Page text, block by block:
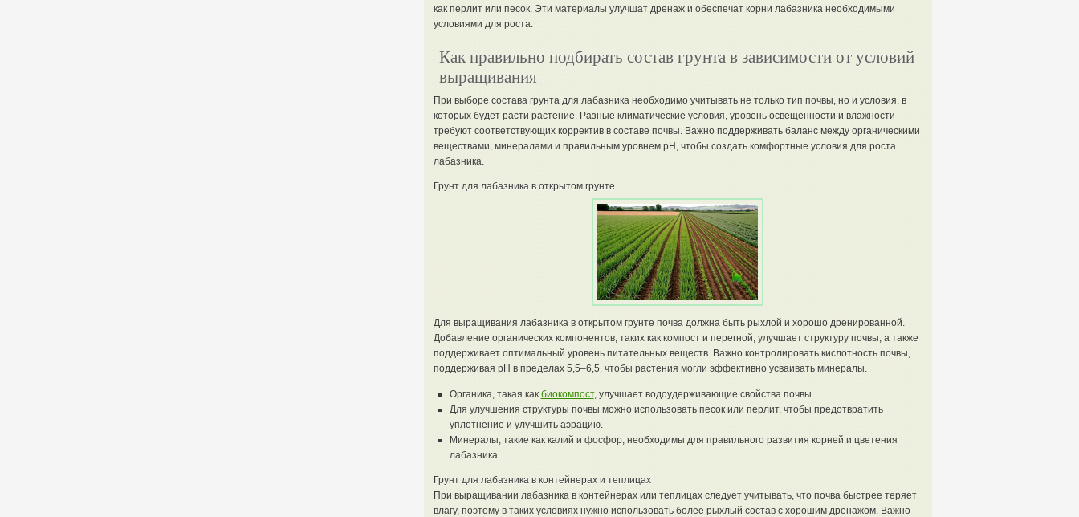
как перлит или песок. Эти материалы улучшат дренаж и обеспечат корни лабазника необходимыми
условиями для роста.
Как правильно подбирать состав грунта в зависимости от условий
выращивания
При выборе состава грунта для лабазника необходимо учитывать не только тип почвы, но и условия, в
которых будет расти растение. Разные климатические условия, уровень освещенности и влажности
требуют соответствующих корректив в составе почвы. Важно поддерживать баланс между органическими
веществами, минералами и правильным уровнем pH, чтобы создать комфортные условия для роста
лабазника.
Грунт для лабазника в открытом грунте
Для выращивания лабазника в открытом грунте почва должна быть рыхлой и хорошо дренированной.
Добавление органических компонентов, таких как компост и перегной, улучшает структуру почвы, а также
поддерживает оптимальный уровень питательных веществ. Важно контролировать кислотность почвы,
поддерживая pH в пределах 5,5–6,5, чтобы растения могли эффективно усваивать минералы.
Органика, такая как биокомпост, улучшает водоудерживающие свойства почвы.
Для улучшения структуры почвы можно использовать песок или перлит, чтобы предотвратить
уплотнение и улучшить аэрацию.
Минералы, такие как калий и фосфор, необходимы для правильного развития корней и цветения
лабазника.
Грунт для лабазника в контейнерах и теплицах
При выращивании лабазника в контейнерах или теплицах следует учитывать, что почва быстрее теряет
влагу, поэтому в таких условиях нужно использовать более рыхлый состав с хорошим дренажом. Важно